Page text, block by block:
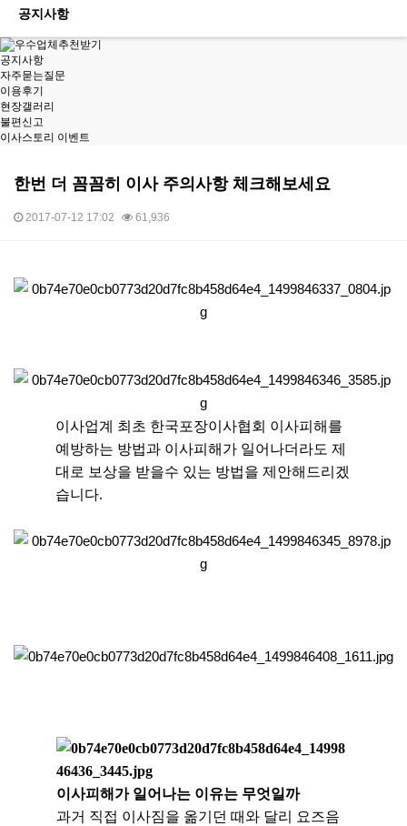
공지사항
공지사항
자주묻는질문
이용후기
현장갤러리
불편신고
이사스토리 이벤트
한번 더 꼼꼼히 이사 주의사항 체크해보세요
2017-07-12 17:02 61,936
이사업계 최초 한국포장이사협회 이사피해를
예방하는 방법과 이사피해가 일어나더라도 제
대로 보상을 받을수 있는 방법을 제안해드리겠
습니다.
이사피해가 일어나는 이유는 무엇일까
과거 직접 이사짐을 옮기던 때와 달리 요즈음